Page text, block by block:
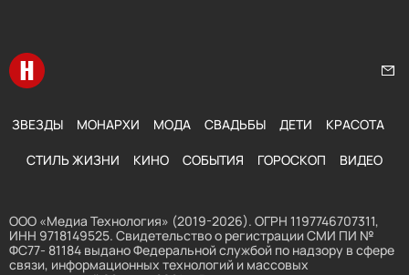
Перейти на главную
ЗВЕЗДЫ МОНАРХИ МОДА СВАДЬБЫ ДЕТИ КРАСОТА
СТИЛЬ ЖИЗНИ КИНО СОБЫТИЯ ГОРОСКОП ВИДЕО
ООО «Медиа Технология» (2019-2026). ОГРН 1197746707311,
ИНН 9718149525. Свидетельство о регистрации СМИ ПИ №
ФС77- 81184 выдано Федеральной службой по надзору в сфере
связи, информационных технологий и массовых